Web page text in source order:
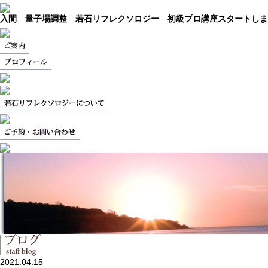
入間 量子場調整 若石リフレクソロジー 初級プロ講座スタートし
2021.04.15